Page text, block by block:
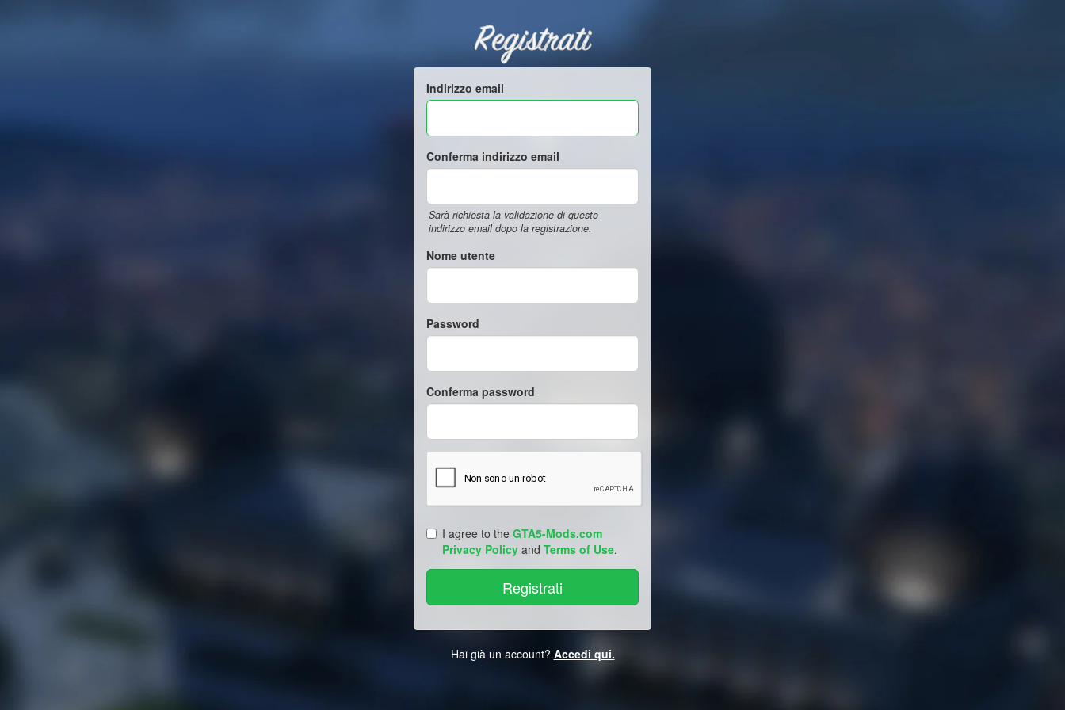
Registrati
Indirizzo email
Conferma indirizzo email
Sarà richiesta la validazione di questo
indirizzo email dopo la registrazione.
Nome utente
Password
Conferma password
I agree to the GTA5-Mods.com
Privacy Policy and Terms of Use.
Hai già un account? Accedi qui.